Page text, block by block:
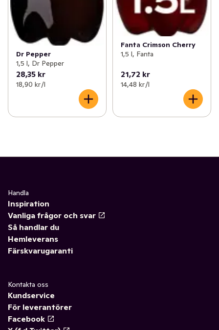
Dr Pepper
1,5 l, Dr Pepper
28,35 kr
18,90 kr /l
Fanta Crimson Cherry
1,5 l, Fanta
21,72 kr
14,48 kr /l
Handla
Inspiration
Vanliga frågor och svar
Så handlar du
Hemleverans
Färskvarugaranti
Kontakta oss
Kundservice
För leverantörer
Facebook